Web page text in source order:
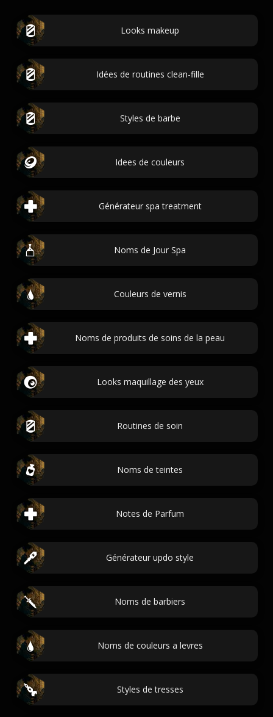
Looks makeup
Idées de routines clean-fille
Styles de barbe
Idees de couleurs
Générateur spa treatment
Noms de Jour Spa
Couleurs de vernis
Noms de produits de soins de la peau
Looks maquillage des yeux
Routines de soin
Noms de teintes
Notes de Parfum
Générateur updo style
Noms de barbiers
Noms de couleurs a levres
Styles de tresses